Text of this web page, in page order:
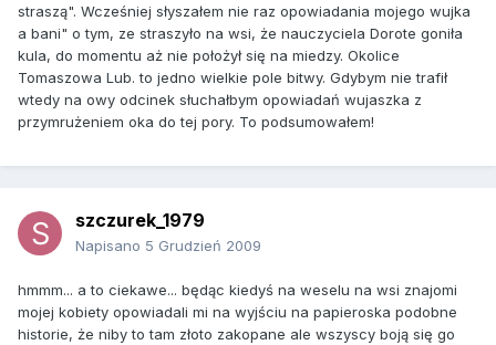
straszą". Wcześniej słyszałem nie raz opowiadania mojego wujka
a bani" o tym, ze straszyło na wsi, że nauczyciela Dorote goniła
kula, do momentu aż nie położył się na miedzy. Okolice
Tomaszowa Lub. to jedno wielkie pole bitwy. Gdybym nie trafił
wtedy na owy odcinek słuchałbym opowiadań wujaszka z
przymrużeniem oka do tej pory. To podsumowałem!
szczurek_1979
Napisano 5 Grudzień 2009
hmmm... a to ciekawe... będąc kiedyś na weselu na wsi znajomi
mojej kobiety opowiadali mi na wyjściu na papieroska podobne
historie, że niby to tam złoto zakopane ale wszyscy boją się go